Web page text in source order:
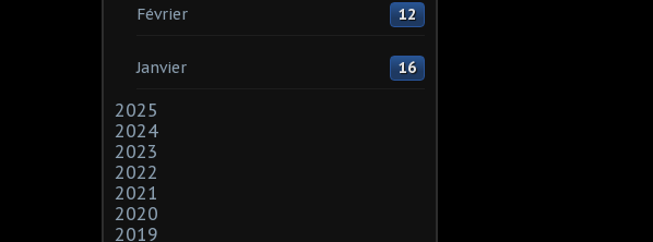
Février 12
Janvier 16
2025
2024
2023
2022
2021
2020
2019